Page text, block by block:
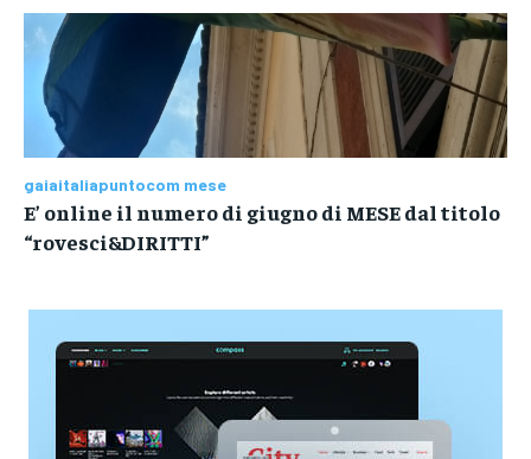
gaiaitaliapuntocom mese
E’ online il numero di giugno di MESE dal titolo
“rovesci&DIRITTI”